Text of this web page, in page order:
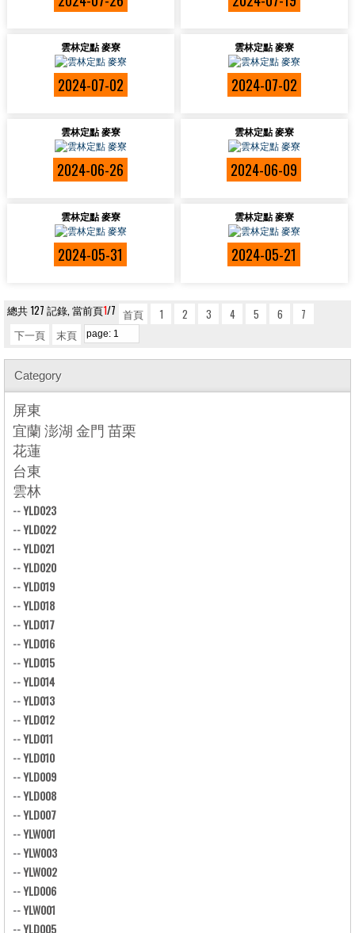
雲林定點 麥寮
2024-07-02
雲林定點 麥寮
2024-07-02
雲林定點 麥寮
2024-06-26
雲林定點 麥寮
2024-06-09
雲林定點 麥寮
2024-05-31
雲林定點 麥寮
2024-05-21
總共 127 記錄, 當前頁1/7 首頁 1 2 3 4 5 6
7
下一頁
末頁
Category
屏東
宜蘭 澎湖 金門 苗栗
花蓮
台東
雲林
--YLD023
--YLD022
--YLD021
--YLD020
--YLD019
--YLD018
--YLD017
--YLD016
--YLD015
--YLD014
--YLD013
--YLD012
--YLD011
--YLD010
--YLD009
--YLD008
--YLD007
--YLW001
--YLW003
--YLW002
--YLD006
--YLW001
--YLD005